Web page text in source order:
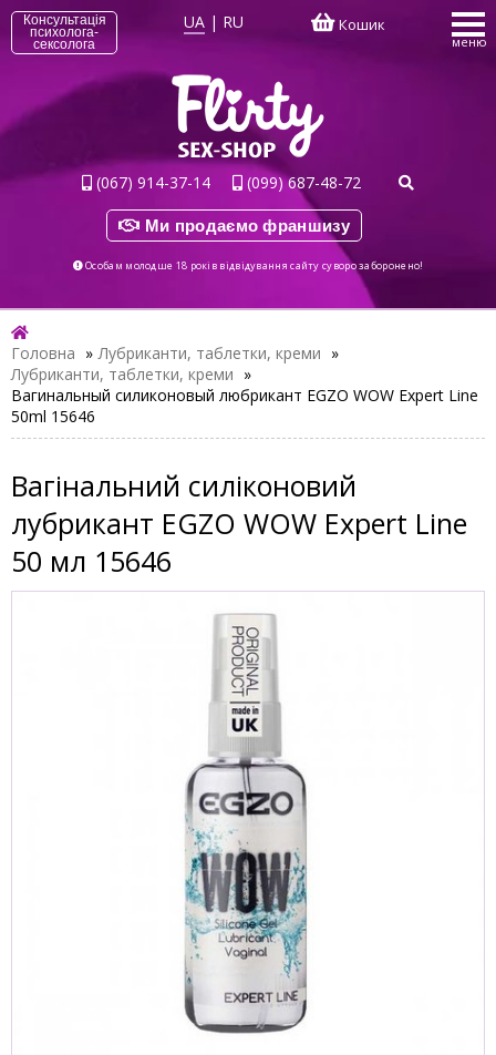
Консультація
психолога-
сексолога
UA | RU Кошик
меню
(067) 914-37-14 (099) 687-48-72
Ми продаємо франшизу
Особам молодше 18 років відвідування сайту суворо заборонено!
Головна » Лубриканти, таблетки, креми »
Лубриканти, таблетки, креми »
Вагинальный силиконовый любрикант EGZO WOW Expert Line
50ml 15646
Вагінальний силіконовий
лубрикант EGZO WOW Expert Line
50 мл 15646